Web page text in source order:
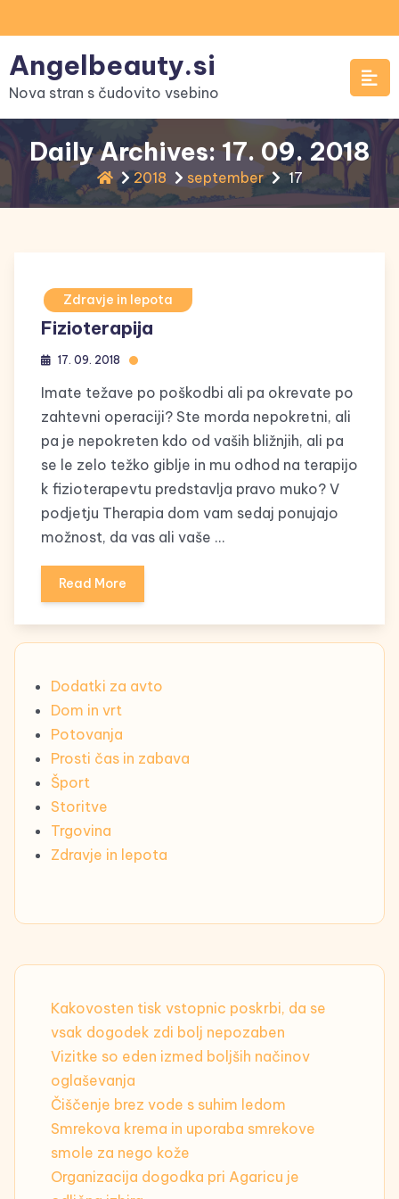
to
content
Angelbeauty.si
Nova stran s čudovito vsebino
Daily Archives: 17. 09. 2018
2018 september 17
Zdravje in lepota
Fizioterapija
17. 09. 2018
Imate težave po poškodbi ali pa okrevate po
zahtevni operaciji? Ste morda nepokretni, ali
pa je nepokreten kdo od vaših bližnjih, ali pa
se le zelo težko giblje in mu odhod na terapijo
k fizioterapevtu predstavlja pravo muko? V
podjetju Therapia dom vam sedaj ponujajo
možnost, da vas ali vaše …
Read More
Dodatki za avto
Dom in vrt
Potovanja
Prosti čas in zabava
Šport
Storitve
Trgovina
Zdravje in lepota
Kakovosten tisk vstopnic poskrbi, da se
vsak dogodek zdi bolj nepozaben
Vizitke so eden izmed boljših načinov
oglaševanja
Čiščenje brez vode s suhim ledom
Smrekova krema in uporaba smrekove
smole za nego kože
Organizacija dogodka pri Agaricu je